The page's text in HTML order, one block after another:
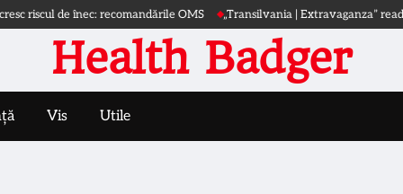
de înec: recomandările OMS „Transilvania | Extravaganza” readuce
Health Badger
Vis Utile